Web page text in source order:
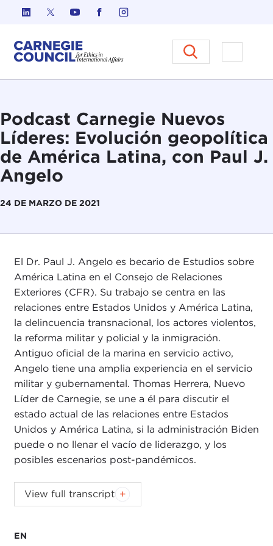
Ir al contenido
Carnegie Council sobre Ética
Abrir el
Podcast Carnegie Nuevos
Líderes: Evolución geopolítica
de América Latina, con Paul J.
Angelo
24 DE MARZO DE 2021
EN
El Dr. Paul J. Angelo es becario de Estudios sobre
América Latina en el Consejo de Relaciones
Exteriores (CFR). Su trabajo se centra en las
relaciones entre Estados Unidos y América Latina,
la delincuencia transnacional, los actores violentos,
la reforma militar y policial y la inmigración.
Antiguo oficial de la marina en servicio activo,
Angelo tiene una amplia experiencia en el servicio
militar y gubernamental. Thomas Herrera, Nuevo
Líder de Carnegie, se une a él para discutir el
estado actual de las relaciones entre Estados
Unidos y América Latina, si la administración Biden
puede o no llenar el vacío de liderazgo, y los
posibles escenarios post-pandémicos.
View full transcript